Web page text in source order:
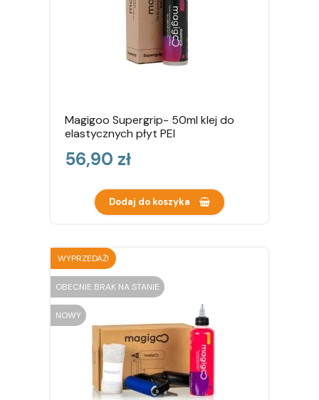
Magigoo Supergrip- 50ml klej do
elastycznych płyt PEI
Cena
56,90 zł
Dodaj do koszyka
WYPRZEDAŻ!
OBECNIE BRAK NA STANIE
NOWY